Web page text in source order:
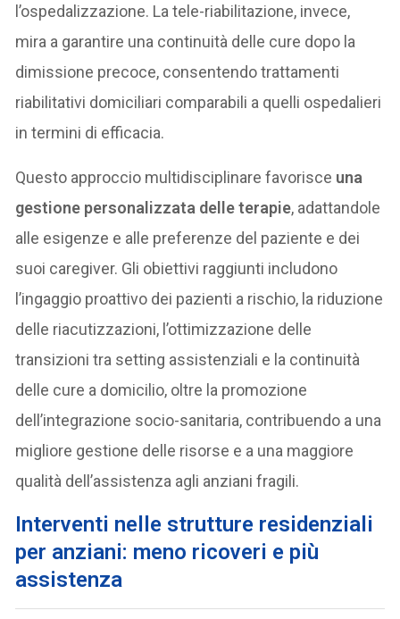
l’ospedalizzazione. La tele-riabilitazione, invece,
mira a garantire una continuità delle cure dopo la
dimissione precoce, consentendo trattamenti
riabilitativi domiciliari comparabili a quelli ospedalieri
in termini di efficacia.
Questo approccio multidisciplinare favorisce una
gestione personalizzata delle terapie, adattandole
alle esigenze e alle preferenze del paziente e dei
suoi caregiver. Gli obiettivi raggiunti includono
l’ingaggio proattivo dei pazienti a rischio, la riduzione
delle riacutizzazioni, l’ottimizzazione delle
transizioni tra setting assistenziali e la continuità
delle cure a domicilio, oltre la promozione
dell’integrazione socio-sanitaria, contribuendo a una
migliore gestione delle risorse e a una maggiore
qualità dell’assistenza agli anziani fragili.
Interventi nelle strutture residenziali
per anziani: meno ricoveri e più
assistenza